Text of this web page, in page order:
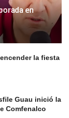
en
la fiesta
Guau inició la
Comfenalco